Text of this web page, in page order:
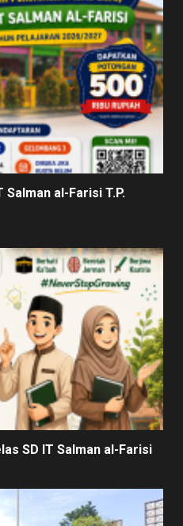
Salman al-Farisi T.P.
SD IT Salman al-Farisi